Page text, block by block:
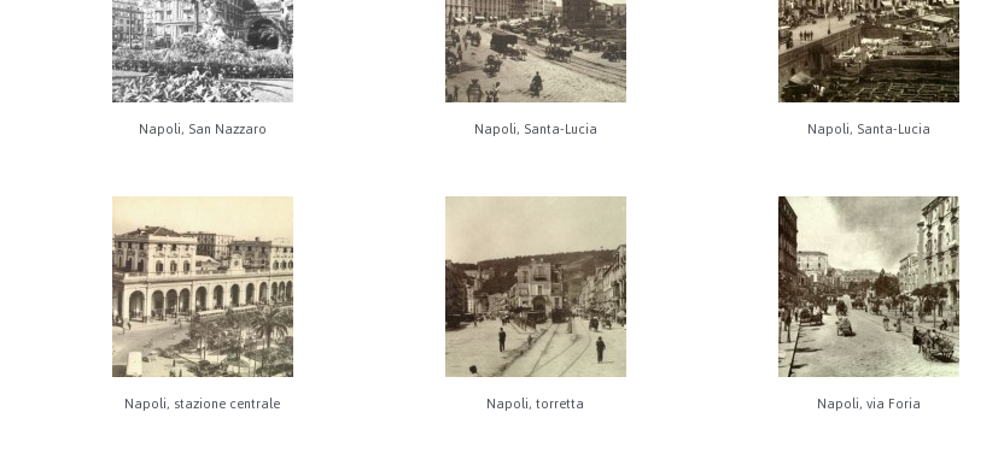
Napoli, San Nazzaro Napoli, Santa-Lucia Napoli, Santa-Lucia
Napoli, stazione centrale Napoli, torretta Napoli, via Foria